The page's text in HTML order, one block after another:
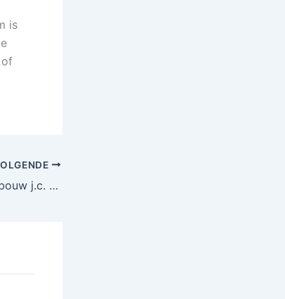
is
of
“Laatste nieuws” nieuwbouw j.c. Beetslaan